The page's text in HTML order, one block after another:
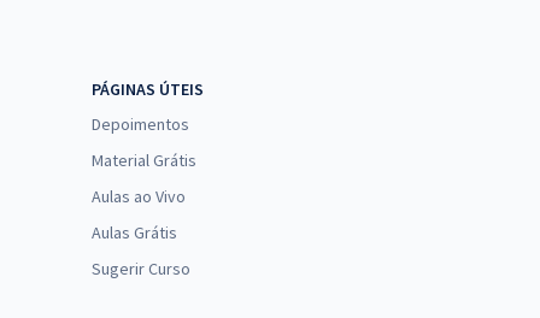
PÁGINAS ÚTEIS
Depoimentos
Material Grátis
Aulas ao Vivo
Aulas Grátis
Sugerir Curso